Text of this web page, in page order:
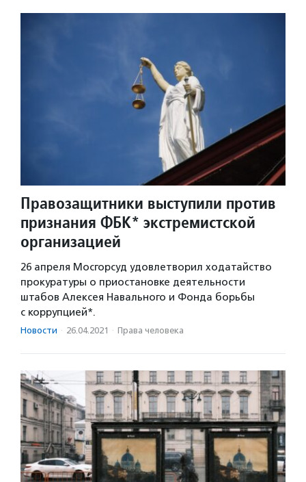
Правозащитники выступили против
признания ФБК* экстремистской
организацией
26 апреля Мосгорсуд удовлетворил ходатайство
прокуратуры о приостановке деятельности
штабов Алексея Навального и Фонда борьбы
с коррупцией*.
Новости · 26.04.2021 · Права человека